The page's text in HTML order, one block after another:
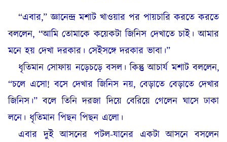
“এবার,” জ্ঞানেন্দ্র মশাট খাওয়ার পর পায়চারি করতে করতে
বললেন, “আমি তোমাকে কয়েকটা জিনিস দেখাতে চাই। আমার
মনে হয় দেখা দরকার। সেইসঙ্গে দরকার ভাবা।”
ধৃতিমান সোফায় নড়েচড়ে বসল। কিন্তু আচার্য মশাট বললেন,
“চলে এসো! বসে দেখার জিনিস নয়, বেড়াতে বেড়াতে দেখার
জিনিস।” বলে তিনি দরজা দিয়ে বেরিয়ে গেলেন ঘাসে ঢাকা
লনে। ধৃতিমান পিছন পিছন এলো।
এবার দুই আসনের পটল-যানের একটা আসনে বসলেন